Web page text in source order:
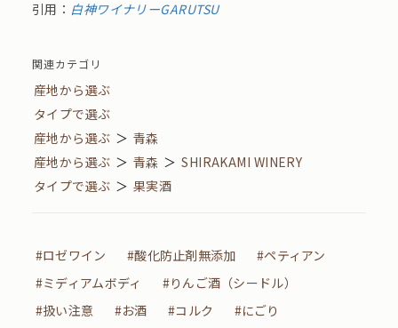
引用： 白神ワイナリーGARUTSU
関連カテゴリ
産地から選ぶ
タイプで選ぶ
産地から選ぶ ＞ 青森
産地から選ぶ ＞ 青森 ＞ SHIRAKAMI WINERY
タイプで選ぶ ＞ 果実酒
#ロゼワイン #酸化防止剤無添加
#ペティアン
#ミディアムボディ
#りんご酒（シードル）
#扱い注意
#お酒 #コルク #にごり